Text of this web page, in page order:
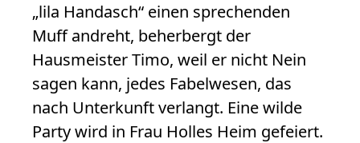
„lila Handasch“ einen sprechenden
Muff andreht, beherbergt der
Hausmeister Timo, weil er nicht Nein
sagen kann, jedes Fabelwesen, das
nach Unterkunft verlangt. Eine wilde
Party wird in Frau Holles Heim gefeiert.